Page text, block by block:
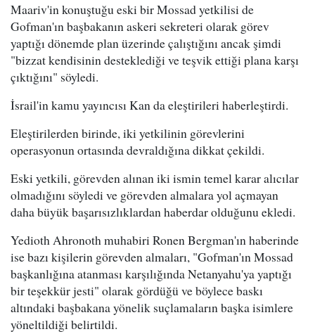
Maariv'in konuştuğu eski bir Mossad yetkilisi de
Gofman'ın başbakanın askeri sekreteri olarak görev
yaptığı dönemde plan üzerinde çalıştığını ancak şimdi
"bizzat kendisinin desteklediği ve teşvik ettiği plana karşı
çıktığını" söyledi.
İsrail'in kamu yayıncısı Kan da eleştirileri haberleştirdi.
Eleştirilerden birinde, iki yetkilinin görevlerini
operasyonun ortasında devraldığına dikkat çekildi.
Eski yetkili, görevden alınan iki ismin temel karar alıcılar
olmadığını söyledi ve görevden almalara yol açmayan
daha büyük başarısızlıklardan haberdar olduğunu ekledi.
Yedioth Ahronoth muhabiri Ronen Bergman'ın haberinde
ise bazı kişilerin görevden almaları, "Gofman'ın Mossad
başkanlığına atanması karşılığında Netanyahu'ya yaptığı
bir teşekkür jesti" olarak gördüğü ve böylece baskı
altındaki başbakana yönelik suçlamaların başka isimlere
yöneltildiği belirtildi.